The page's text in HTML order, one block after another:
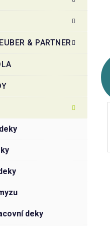
& PARTNER
deky